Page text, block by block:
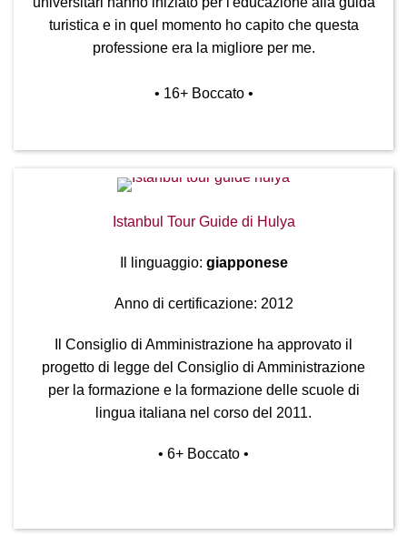
turistica e in quel momento ho capito che questa
professione era la migliore per me.
• 16+ Boccato •
Istanbul Tour Guide di Hulya
Il linguaggio: giapponese
Anno di certificazione: 2012
Il Consiglio di Amministrazione ha approvato il
progetto di legge del Consiglio di Amministrazione
per la formazione e la formazione delle scuole di
lingua italiana nel corso del 2011.
• 6+ Boccato •